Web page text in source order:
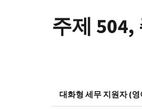
게
이
주제
대화형 세무 지원자 (영